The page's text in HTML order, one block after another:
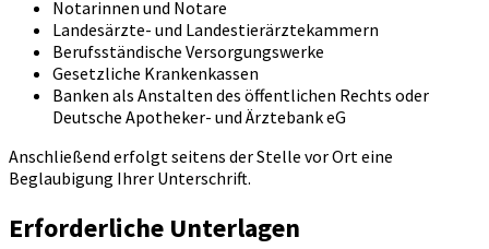
Notarinnen und Notare
Landesärzte- und Landestierärztekammern
Berufsständische Versorgungswerke
Gesetzliche Krankenkassen
Banken als Anstalten des öffentlichen Rechts oder
Deutsche Apotheker- und Ärztebank eG
Anschließend erfolgt seitens der Stelle vor Ort eine
Beglaubigung Ihrer Unterschrift.
Erforderliche Unterlagen